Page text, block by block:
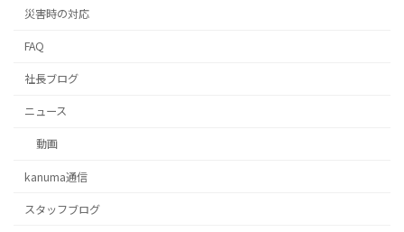
災害時の対応
FAQ
社長ブログ
ニュース
動画
kanuma通信
スタッフブログ